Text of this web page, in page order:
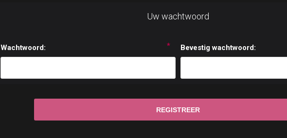
Uw wachtwoord
Wachtwoord: * Bevestig wachtwoord: